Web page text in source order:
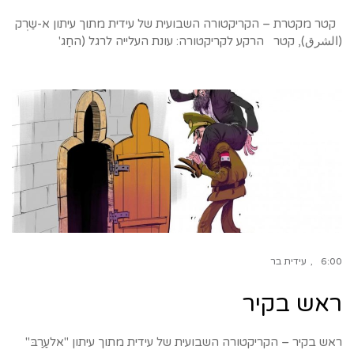
קטר מקטרת – הקריקטורה השבועית של עידית מתוך עיתון א-שַרְק
(الشرق), קטר הרקע לקריקטורה: עונת העלייה לרגל (החַג'
6:00 עידית בר
ראש בקיר
ראש בקיר – הקריקטורה השבועית של עידית מתוך עיתון "אלעַרַבּ"